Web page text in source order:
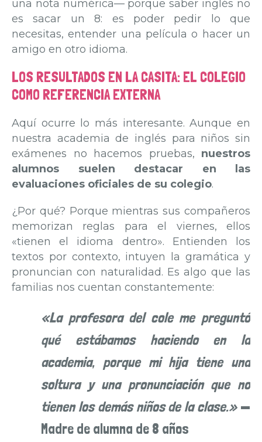
una nota numérica— porque saber inglés no
es sacar un 8: es poder pedir lo que
necesitas, entender una película o hacer un
amigo en otro idioma.
LOS RESULTADOS EN LA CASITA: EL COLEGIO
COMO REFERENCIA EXTERNA
Aquí ocurre lo más interesante. Aunque en
nuestra academia de inglés para niños sin
exámenes no hacemos pruebas, nuestros
alumnos suelen destacar en las
evaluaciones oficiales de su colegio.
¿Por qué? Porque mientras sus compañeros
memorizan reglas para el viernes, ellos
«tienen el idioma dentro». Entienden los
textos por contexto, intuyen la gramática y
pronuncian con naturalidad. Es algo que las
familias nos cuentan constantemente:
«La profesora del cole me preguntó
qué estábamos haciendo en la
academia, porque mi hija tiene una
soltura y una pronunciación que no
tienen los demás niños de la clase.»—
Madre de alumna de 8 años